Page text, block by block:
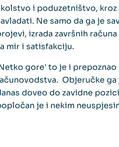
i poduzetništvo,
Ne samo da ga je
izrada završnih
mir i satisfakciju.
gore' to je i
Objeručke
doveo do zavidne
je i nekim